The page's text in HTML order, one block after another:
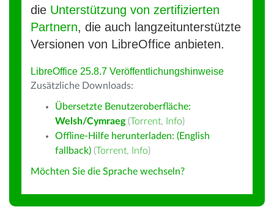
die Unterstützung von zertifizierten
Partnern, die auch langzeitunterstützte
Versionen von LibreOffice anbieten.
LibreOffice 25.8.7 Veröffentlichungshinweise
Zusätzliche Downloads:
Übersetzte Benutzeroberfläche:
Welsh/Cymraeg (Torrent, Info)
Offline-Hilfe herunterladen: (English
fallback) (Torrent, Info)
Möchten Sie die Sprache wechseln?